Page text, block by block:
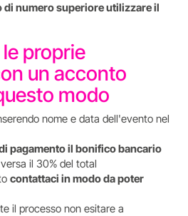
di numero superiore utilizzare il
proprie
un acconto
modo
nome e data dell'evento nel
pagamento il bonifico bancario
il 30% del total
contattaci in modo da poter
il processo non esitare a